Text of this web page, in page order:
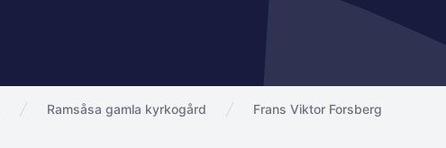
Ramsåsa gamla kyrkogård Frans Viktor Forsberg